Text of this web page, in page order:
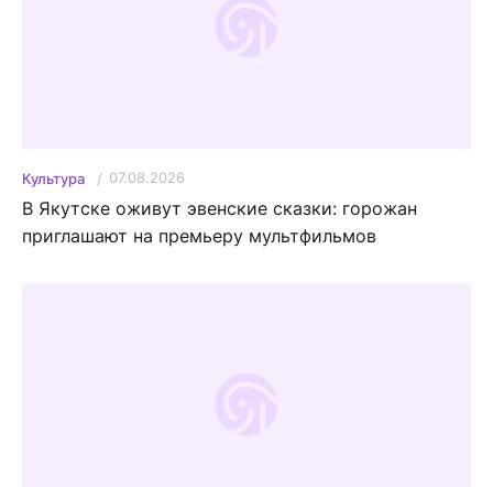
Культура 07.08.2026
В Якутске оживут эвенские сказки: горожан
приглашают на премьеру мультфильмов